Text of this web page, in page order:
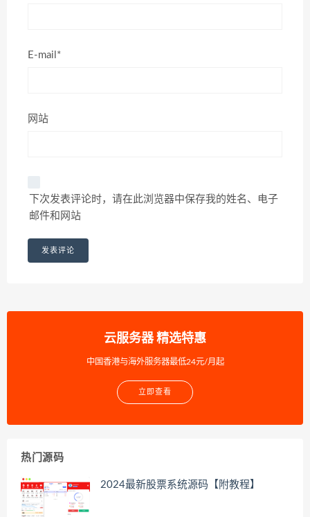
E-mail*
网站
下次发表评论时，请在此浏览器中保存我的姓名、电子
邮件和网站
云服务器 精选特惠
中国香港与海外服务器最低24元/月起
立即查看
热门源码
2024最新股票系统源码【附教程】